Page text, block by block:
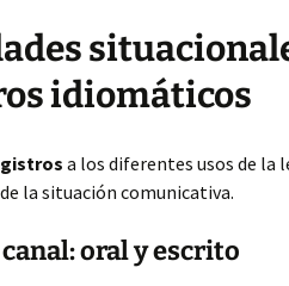
idiomáticos
a los diferentes usos de la
la situación comunicativa.
oral y escrito